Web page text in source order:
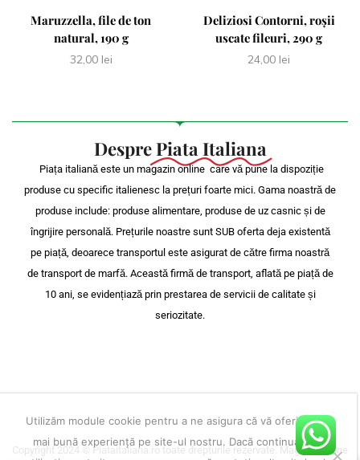
Maruzzella, file de ton
natural, 190 g
32,00 lei
Deliziosi Contorni, roșii
uscate fileuri, 290 g
24,00 lei
DesprePiata Italiana
Piața italiană este un magazin online care vă pune la dispoziție
produse cu specific italienesc la prețuri foarte mici. Gama noastră de
produse include: produse alimentare, produse de uz casnic și de
îngrijire personală. Prețurile noastre sunt SUB oferta deja existentă
pe piață, deoarece transportul este asigurat de către firma noastră
de transport de marfă. Această firmă de transport, aflată pe piață de
10 ani, se evidențiază prin prestarea de servicii de calitate și
seriozitate.
Copyright 2024 © Piataitaliana.ro toate drepturile rezervate. Magazin online
Utilizăm module cookie pentru a ne asigura că vă oferim cea
mai bună experiență pe site-ul nostru. Dacă continuați să